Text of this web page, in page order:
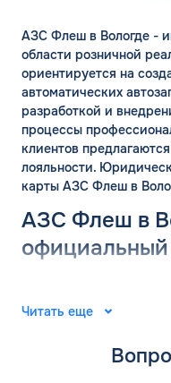
АЗС Флеш в Вологде -
области розничной
ориентируется на
автоматических
разработкой и
процессы
клиентов
лояльности.
карты АЗС Флеш в
АЗС Флеш в
официальный
2008 году.
автоматические
выпущены для АЗС
Читать еще